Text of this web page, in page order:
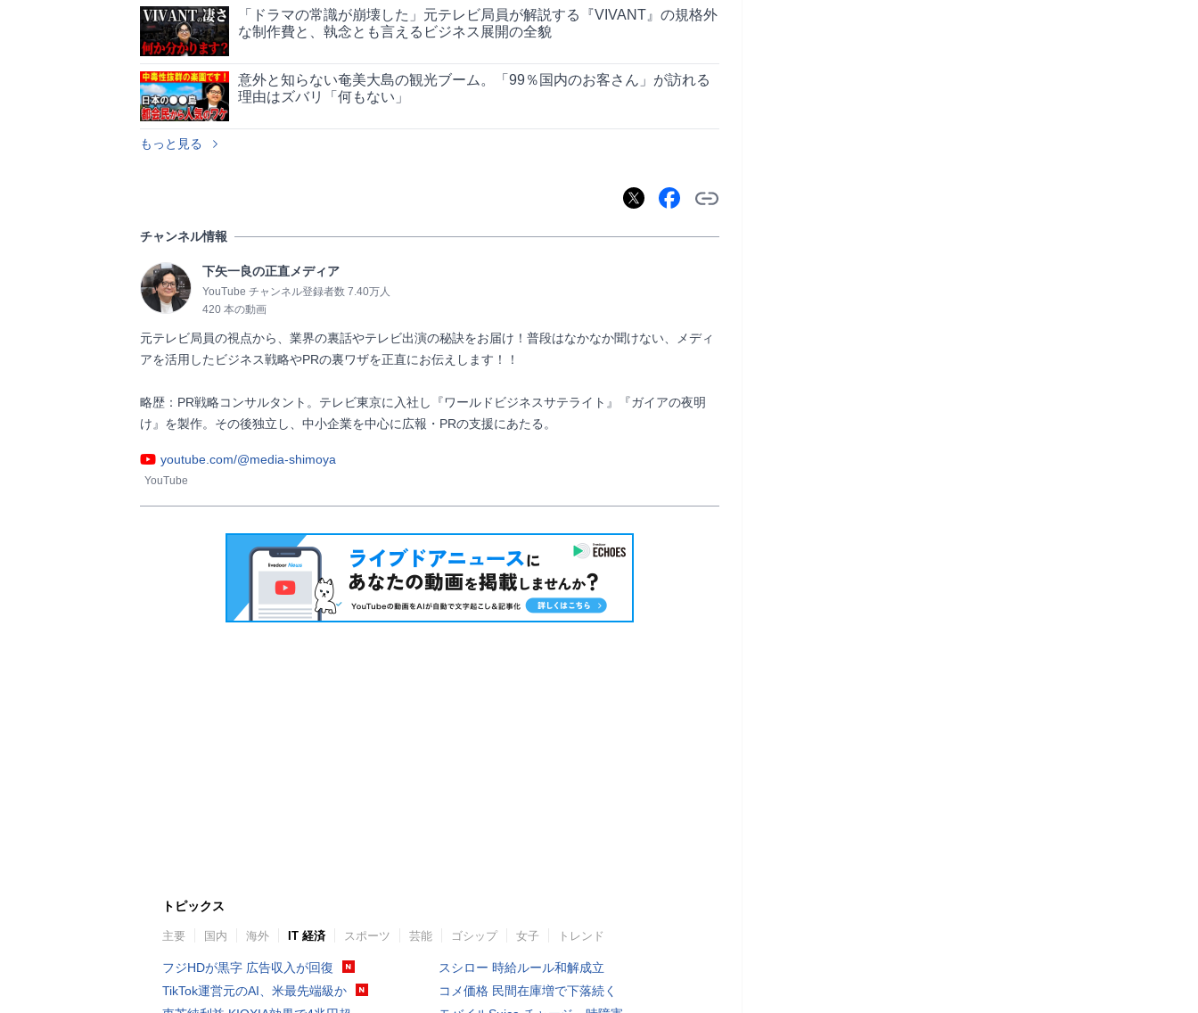
「ドラマの常識が崩壊した」元テレビ局員が解説する『VIVANT』の規格外
な制作費と、執念とも言えるビジネス展開の全貌
意外と知らない奄美大島の観光ブーム。「99％国内のお客さん」が訪れる
理由はズバリ「何もない」
もっと見る
チャンネル情報
下矢一良の正直メディア
YouTube チャンネル登録者数 7.40万人
420 本の動画
元テレビ局員の視点から、業界の裏話やテレビ出演の秘訣をお届け！普段はなかなか聞けない、メディ
アを活用したビジネス戦略やPRの裏ワザを正直にお伝えします！！
略歴：PR戦略コンサルタント。テレビ東京に入社し『ワールドビジネスサテライト』『ガイアの夜明
け』を製作。その後独立し、中小企業を中心に広報・PRの支援にあたる。
youtube.com/@media-shimoya
YouTube
トピックス
主要 国内 海外 IT 経済 スポーツ 芸能 ゴシップ 女子 トレンド
フジHDが黒字 広告収入が回復
TikTok運営元のAI、米最先端級か
スシロー 時給ルール和解成立
コメ価格 民間在庫増で下落続く